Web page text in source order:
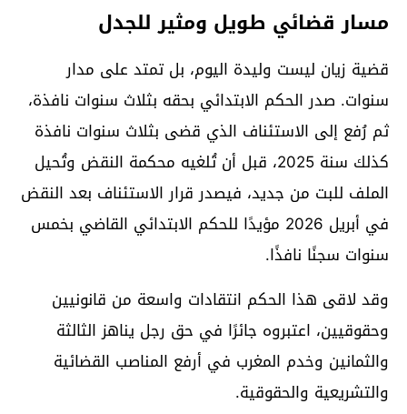
مسار قضائي طويل ومثير للجدل
قضية زيان ليست وليدة اليوم، بل تمتد على مدار
سنوات. صدر الحكم الابتدائي بحقه بثلاث سنوات نافذة،
ثم رُفع إلى الاستئناف الذي قضى بثلاث سنوات نافذة
كذلك سنة 2025، قبل أن تُلغيه محكمة النقض وتُحيل
الملف للبت من جديد، فيصدر قرار الاستئناف بعد النقض
في أبريل 2026 مؤيدًا للحكم الابتدائي القاضي بخمس
سنوات سجنًا نافذًا.
وقد لاقى هذا الحكم انتقادات واسعة من قانونيين
وحقوقيين، اعتبروه جائرًا في حق رجل يناهز الثالثة
والثمانين وخدم المغرب في أرفع المناصب القضائية
والتشريعية والحقوقية.